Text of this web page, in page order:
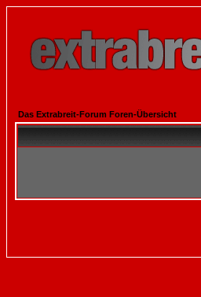
Das Extrabreit-Forum Foren-Übersicht